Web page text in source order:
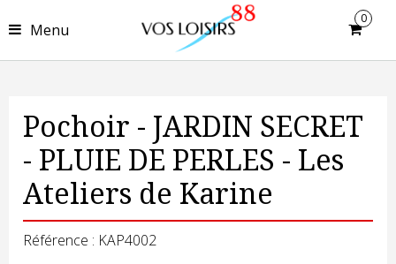
Menu
0
Pochoir - JARDIN SECRET
- PLUIE DE PERLES - Les
Ateliers de Karine
Référence : KAP4002